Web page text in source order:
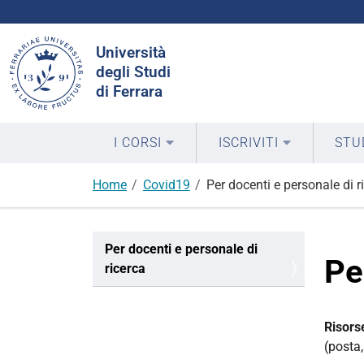
Università
degli Studi
di Ferrara
nel
sito
I CORSI ISCRIVITI
Home Covid19 Per docenti e personale di
Per docenti e personale di
ricerca